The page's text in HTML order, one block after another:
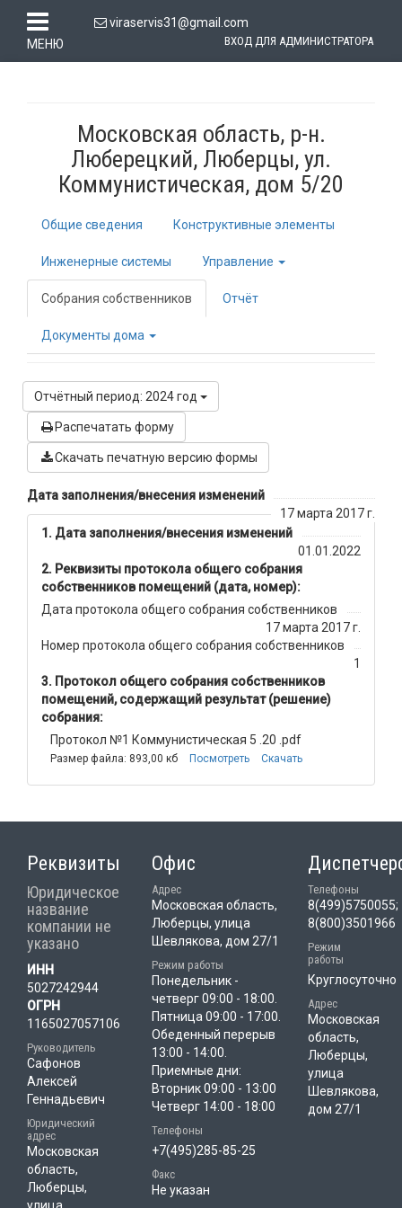
МЕНЮ
viraservis31@gmail.com
ВХОД ДЛЯ АДМИНИСТРАТОРА
Московская область, р-н.
Люберецкий, Люберцы, ул.
Коммунистическая, дом 5/20
Общие сведения Конструктивные элементы
Инженерные системы Управление
Собрания собственников Отчёт
Документы дома
Отчётный период: 2024 год
Распечатать форму
Скачать печатную версию формы
Дата заполнения/внесения изменений
17 марта 2017 г.
Дата заполнения/внесения изменений
01.01.2022
Реквизиты протокола общего собрания
собственников помещений (дата, номер):
Дата протокола общего собрания собственников
17 марта 2017 г.
Номер протокола общего собрания собственников
1
Протокол общего собрания собственников
помещений, содержащий результат (решение)
собрания:
Протокол №1 Коммунистическая 5 .20 .pdf
Размер файла: 893,00 кб Посмотреть Скачать
Реквизиты
Юридическое
название
компании не
указано
ИНН
5027242944
ОГРН
1165027057106
Руководитель
Сафонов
Алексей
Геннадьевич
Юридический
адрес
Московская
область,
Люберцы,
Офис
Адрес
Московская область,
Люберцы, улица
Шевлякова, дом 27/1
Режим работы
Понедельник -
четверг 09:00 - 18:00.
Пятница 09:00 - 17:00.
Обеденный перерыв
13:00 - 14:00.
Приемные дни:
Вторник 09:00 - 13:00
Четверг 14:00 - 18:00
Телефоны
+7(495)285-85-25
Факс
Не указан
Телефоны
8(499)5750055;
8(800)3501966
Режим
работы
Круглосуточно
Адрес
Московская
область,
Люберцы,
улица
Шевлякова,
дом 27/1